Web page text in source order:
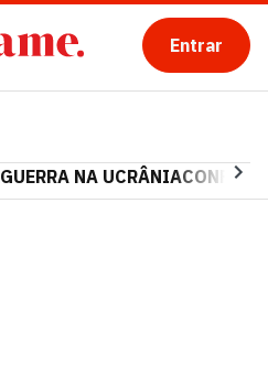
Entrar
GUERRA NA UCRÂNIA